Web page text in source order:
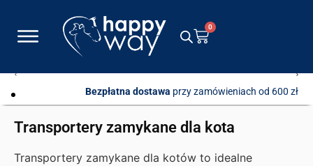
0
Bezpłatna dostawaprzy zamówieniach od 600 zł
Transportery zamykane dla kota
Transportery zamykane dla kotów to idealne